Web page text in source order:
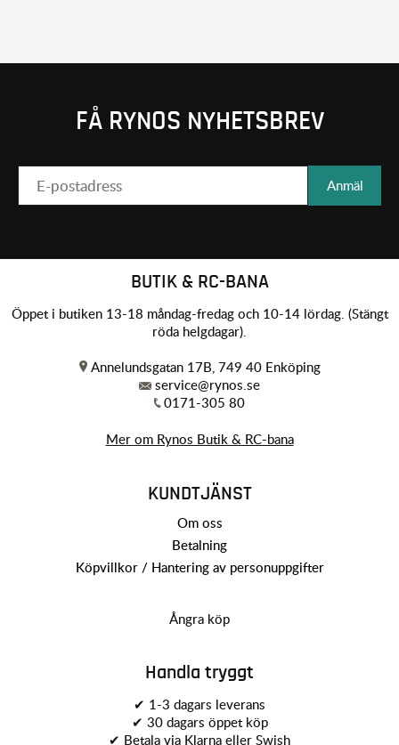
FÅ RYNOS NYHETSBREV
Anmäl
BUTIK & RC-BANA
Öppet i butiken 13-18 måndag-fredag och 10-14 lördag. (Stängt
röda helgdagar).
Annelundsgatan 17B, 749 40 Enköping
service@rynos.se
0171-305 80
Mer om Rynos Butik & RC-bana
KUNDTJÄNST
Om oss
Betalning
Köpvillkor / Hantering av personuppgifter
Ångra köp
Handla tryggt
✔ 1-3 dagars leverans
✔ 30 dagars öppet köp
✔ Betala via Klarna eller Swish